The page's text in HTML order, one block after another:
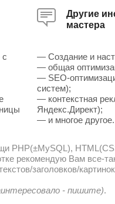
Другие
мастера
— Создание и
— общая
— SEO-
систем);
— контекстная
Яндекс.Директ);
— и многое другое.
PHP(±MySQL),
рекомендую Вам все-
заголовков/
- пишите).